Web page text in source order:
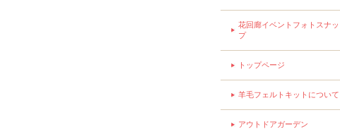
花回廊イベントフォトスナッ
プ
トップページ
羊毛フェルトキットについて
アウトドアガーデン